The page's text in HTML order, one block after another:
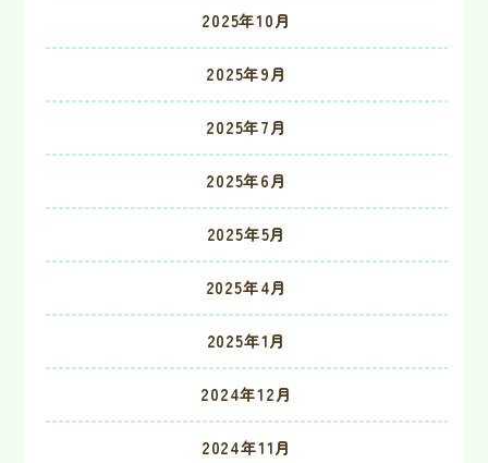
2025年10月
2025年9月
2025年7月
2025年6月
2025年5月
2025年4月
2025年1月
2024年12月
2024年11月